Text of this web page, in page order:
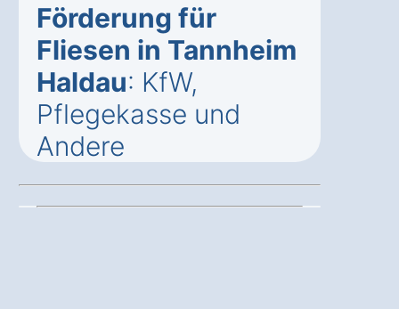
Förderung für
Fliesen in Tannheim
Haldau: KfW,
Pflegekasse und
Andere